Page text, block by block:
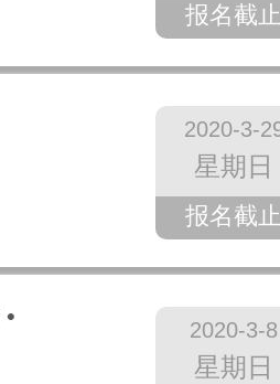
报名截止
2020-3-
星期日
报名截止
2020-3-8
星期日